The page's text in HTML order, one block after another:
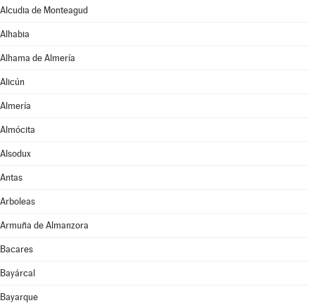
Alcudia de Monteagud
Alhabia
Alhama de Almería
Alicún
Almería
Almócita
Alsodux
Antas
Arboleas
Armuña de Almanzora
Bacares
Bayárcal
Bayarque